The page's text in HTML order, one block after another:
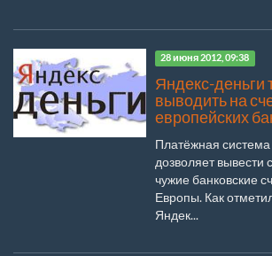
28 июня 2012, 09:38
Яндекс-деньги
выводить на
европейских
Платёжная
дозволяет вывести
чужие банковские
Европы. Как
Яндек...